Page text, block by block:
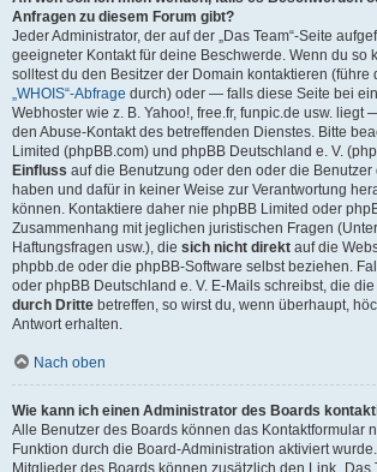
Anfragen zu diesem Forum gibt?
Jeder Administrator, der auf der „Das Team“-Seite
geeigneter Kontakt für deine Beschwerde. Wenn du so
solltest du den Besitzer der Domain kontaktieren (führe
„WHOIS“-Abfrage durch) oder — falls diese Seite bei
Webhoster wie z. B. Yahoo!, free.fr, funpic.de usw. liegt
den Abuse-Kontakt des betreffenden Dienstes. Bitte
Limited (phpBB.com) und phpBB Deutschland e. V.
Einfluss auf die Benutzung oder den oder die Benutzer
haben und dafür in keiner Weise zur Verantwortung
können. Kontaktiere daher nie phpBB Limited oder
Zusammenhang mit jeglichen juristischen Fragen
Haftungsfragen usw.), die sich nicht direkt auf die
phpbb.de oder die phpBB-Software selbst beziehen.
oder phpBB Deutschland e. V. E-Mails schreibst, die die
durch Dritte betreffen, so wirst du, wenn überhaupt,
Antwort erhalten.
Nach oben
Wie kann ich einen Administrator des Boards
Alle Benutzer des Boards können das Kontaktformular
Funktion durch die Board-Administration aktiviert wurde.
Mitglieder des Boards können zusätzlich den Link „Das